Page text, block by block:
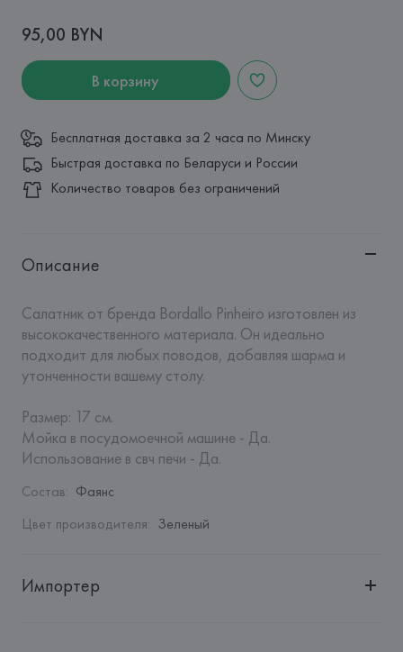
95,00 BYN
В корзину
Бесплатная доставка за 2 часа по Минску
Быстрая доставка по Беларуси и России
Количество товаров без ограничений
Описание
Салатник от бренда Bordallo Pinheiro изготовлен из
высококачественного материала. Он идеально
подходит для любых поводов, добавляя шарма и
утонченности вашему столу.
Размер: 17 см.
Мойка в посудомоечной машине - Да.
Использование в свч печи - Да.
Состав: Фаянс
Цвет производителя: Зеленый
Импортер